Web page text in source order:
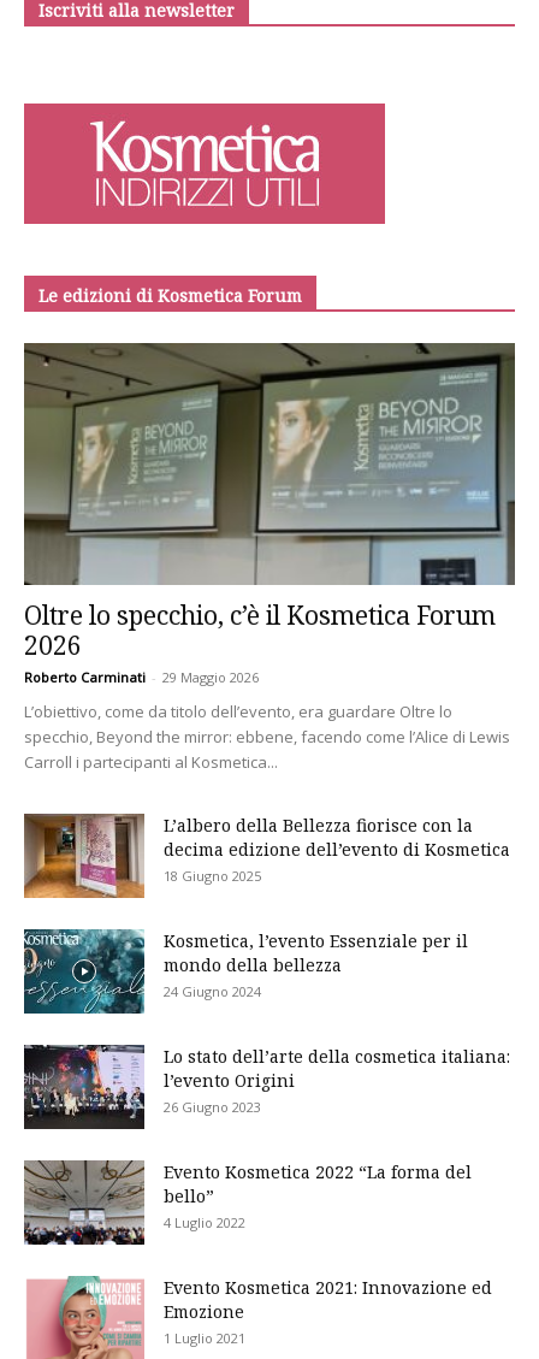
Iscriviti alla newsletter
Le edizioni di Kosmetica Forum
Oltre lo specchio, c’è il Kosmetica Forum
2026
Roberto Carminati - 29 Maggio 2026
L’obiettivo, come da titolo dell’evento, era guardare Oltre lo
specchio, Beyond the mirror: ebbene, facendo come l’Alice di Lewis
Carroll i partecipanti al Kosmetica...
L’albero della Bellezza fiorisce con la
decima edizione dell’evento di Kosmetica
18 Giugno 2025
Kosmetica, l’evento Essenziale per il
mondo della bellezza
24 Giugno 2024
Lo stato dell’arte della cosmetica italiana:
l’evento Origini
26 Giugno 2023
Evento Kosmetica 2022 “La forma del
bello”
4 Luglio 2022
Evento Kosmetica 2021: Innovazione ed
Emozione
1 Luglio 2021